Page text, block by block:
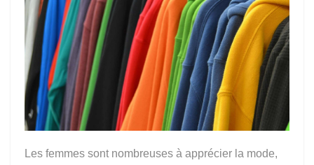
Les femmes sont nombreuses à apprécier la mode,